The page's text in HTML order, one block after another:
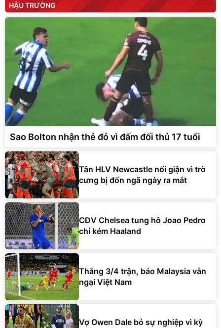
HẬU TRƯỜNG
Sao Bolton nhận thẻ đỏ vì đấm đối thủ 17 tuổi
Tân HLV Newcastle nổi giận vì trò
cưng bị đốn ngã ngày ra mắt
CĐV Chelsea tung hô Joao Pedro
chỉ kém Haaland
Thắng 3/4 trận, báo Malaysia vẫn
ngại Việt Nam
Vợ Owen Dale bỏ sự nghiệp vì kỳ